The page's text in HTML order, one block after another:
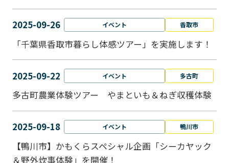
2025-09-26 イベント 香取市
「千葉県香取市暮らし体感ツアー」を実施します！
2025-09-22 イベント 多古町
多古町農業体験ツアー やまといも＆ねぎ収穫体験
2025-09-18 イベント 鴨川市
【鴨川市】かもくらスペシャル企画「シーカヤック
＆野外炊事体験」を開催！